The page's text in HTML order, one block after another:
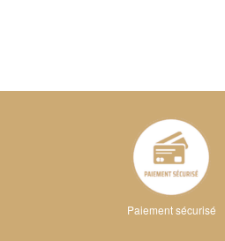
Paiement sécurisé